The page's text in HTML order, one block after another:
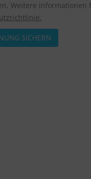
Weitere Informationen